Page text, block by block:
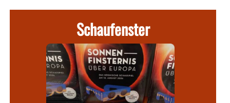
Schaufenster